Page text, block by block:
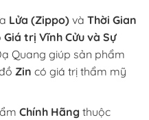
Lửa (Zippo)và Thời Gian
Giá trị Vĩnh Cửu và Sự
Quang giúp sản phẩm
Zin có giá trị thẩm mỹ
Chính Hãng thuộc